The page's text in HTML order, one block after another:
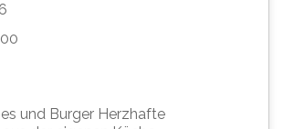
und Burger Herzhafte